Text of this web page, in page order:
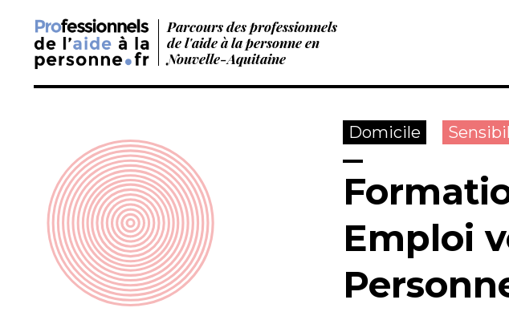
Parcours des professionnels
de l'aide à la personne en
Nouvelle-Aquitaine
Domicile
Emploi